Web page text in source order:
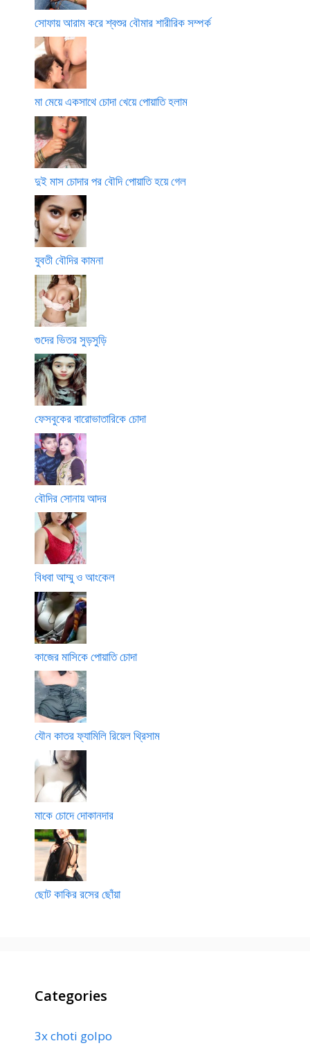
সোফায় আরাম করে শ্বশুর বৌমার শারীরিক সম্পর্ক
মা মেয়ে একসাথে চোদা খেয়ে পোয়াতি হলাম
দুই মাস চোদার পর বৌদি পোয়াতি হয়ে গেল
যুবতী বৌদির কামনা
গুদের ভিতর সুড়সুড়ি
ফেসবুকের বারোভাতারিকে চোদা
বৌদির সোনায় আদর
বিধবা আম্মু ও আংকেল
কাজের মাসিকে পোয়াতি চোদা
যৌন কাতর ফ্যামিলি রিয়েল থ্রিসাম
মাকে চোদে দোকানদার
ছোট কাকির রসের ছোঁয়া
Categories
3x choti golpo